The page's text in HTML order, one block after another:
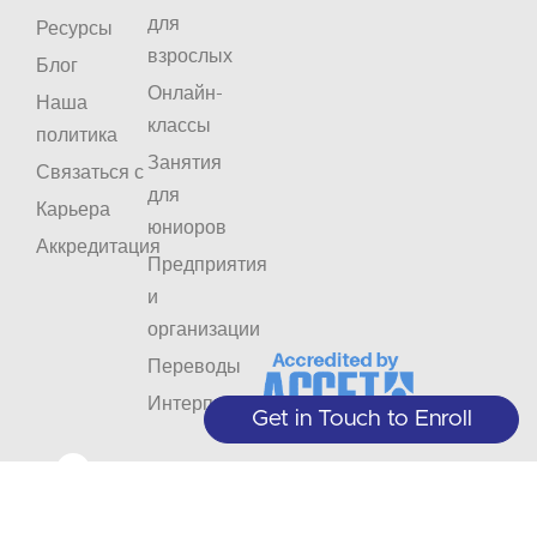
Ресурсы
Блог
Наша
политика
Связаться с
Карьера
Аккредитация
для
взрослых
Онлайн-
классы
Занятия
для
юниоров
Предприятия
и
организации
Переводы
Интерпретация
Get in Touch to Enroll